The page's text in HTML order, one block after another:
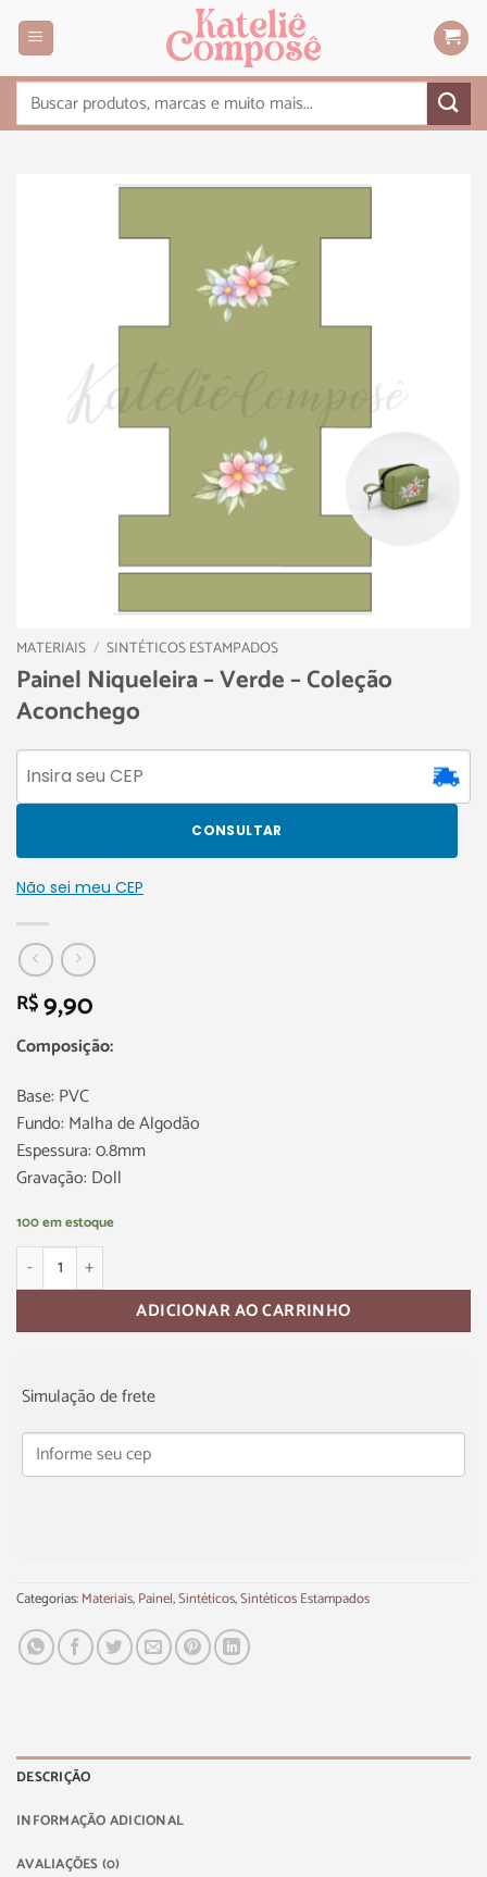
MATERIAIS / SINTÉTICOS ESTAMPADOS
Painel Niqueleira – Verde – Coleção
Aconchego
CONSULTAR
Não sei meu CEP
R$9,90
Composição:
Base: PVC
Fundo: Malha de Algodão
Espessura: 0.8mm
Gravação: Doll
100 em estoque
ADICIONAR AO CARRINHO
Simulação de frete
Categorias:Materiais,Painel,Sintéticos,Sintéticos Estampados
DESCRIÇÃO
INFORMAÇÃO ADICIONAL
AVALIAÇÕES (0)